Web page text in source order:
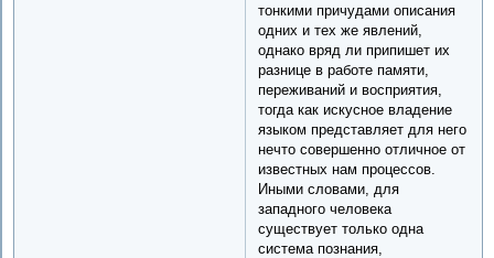
тонкими причудами описания
одних и тех же явлений,
однако вряд ли припишет их
разнице в работе памяти,
переживаний и восприятия,
тогда как искусное владение
языком представляет для него
нечто совершенно отличное от
известных нам процессов.
Иными словами, для
западного человека
существует только одна
система познания,